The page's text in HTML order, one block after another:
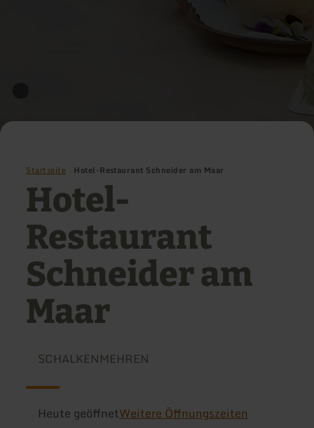
Startseite Hotel-Restaurant Schneider am Maar
Hotel-
Restaurant
Schneider am
Maar
SCHALKENMEHREN
Heute geöffnetWeitere Öffnungszeiten